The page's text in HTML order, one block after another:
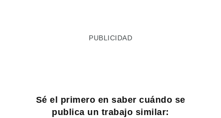
PUBLICIDAD
Sé el primero en saber cuándo se
publica un trabajo similar: